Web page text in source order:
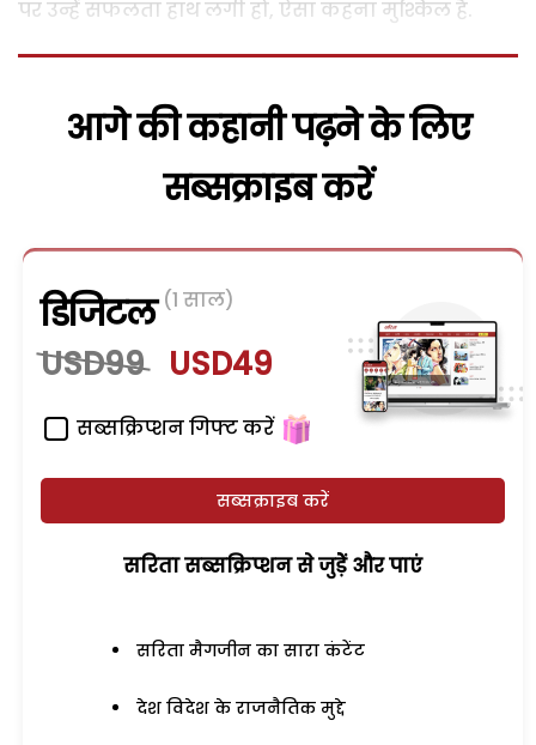
पर उन्हें सफलता हाथ लगी हो, ऐसा कहना मुश्किल है.
आगे की कहानी पढ़ने के लिए
सब्सक्राइब करें
डिजिटल (1 साल)
USD99 USD49
सब्सक्रिप्शन गिफ्ट करें
सब्सक्राइब करें
सरिता सब्सक्रिप्शन से जुड़ेें और पाएं
सरिता मैगजीन का सारा कंटेंट
देश विदेश के राजनैतिक मुद्दे